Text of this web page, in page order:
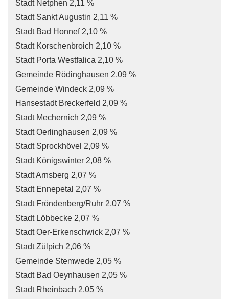
Stadt Netphen 2,11 %
Stadt Sankt Augustin 2,11 %
Stadt Bad Honnef 2,10 %
Stadt Korschenbroich 2,10 %
Stadt Porta Westfalica 2,10 %
Gemeinde Rödinghausen 2,09 %
Gemeinde Windeck 2,09 %
Hansestadt Breckerfeld 2,09 %
Stadt Mechernich 2,09 %
Stadt Oerlinghausen 2,09 %
Stadt Sprockhövel 2,09 %
Stadt Königswinter 2,08 %
Stadt Arnsberg 2,07 %
Stadt Ennepetal 2,07 %
Stadt Fröndenberg/Ruhr 2,07 %
Stadt Löbbecke 2,07 %
Stadt Oer-Erkenschwick 2,07 %
Stadt Zülpich 2,06 %
Gemeinde Stemwede 2,05 %
Stadt Bad Oeynhausen 2,05 %
Stadt Rheinbach 2,05 %